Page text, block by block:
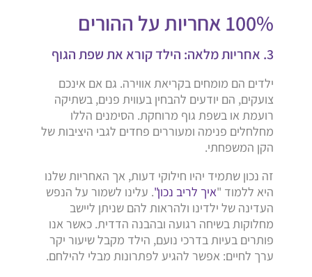
100% אחריות על ההורים
3. אחריות מלאה: הילד קורא את שפת הגוף
ילדים הם מומחים בקריאת אווירה. גם אם אינכם
צועקים, הם יודעים להבחין בעווית פנים, בשתיקה
רועמת או בשפת גוף מרוחקת. הסימנים הללו
מחלחלים פנימה ומעוררים פחדים לגבי היציבות של
הקן המשפחתי.
זה נכון שתמיד יהיו חילוקי דעות, אך האחריות שלנו
היא ללמוד "איך לריב נכון". עלינו לשמור על הנפש
העדינה של ילדינו ולהראות להם שניתן ליישב
מחלוקות בשיחה רגועה ובהבנה הדדית. כאשר אנו
פותרים בעיות בדרכי נועם, הילד מקבל שיעור יקר
ערך לחיים: אפשר להגיע לפתרונות מבלי להילחם.